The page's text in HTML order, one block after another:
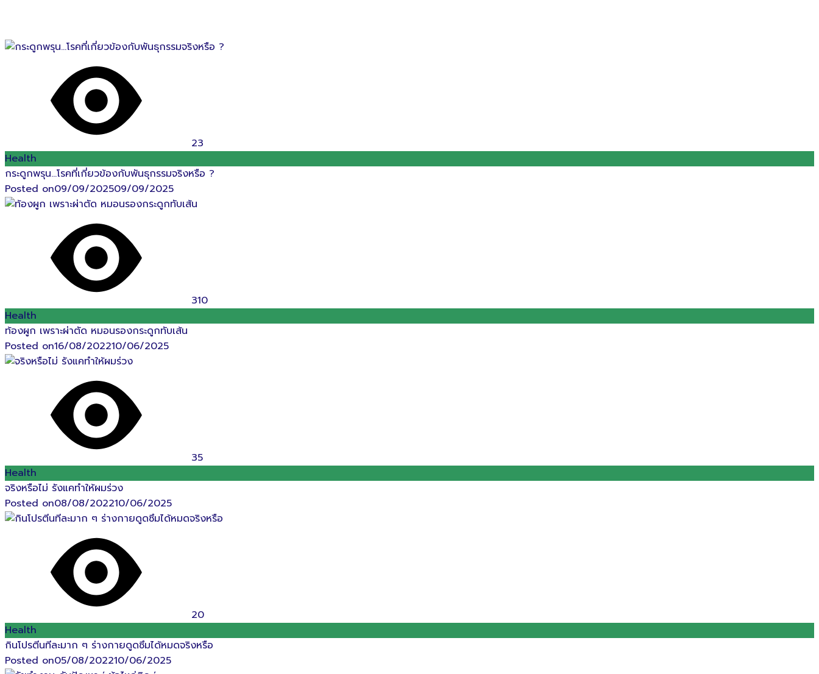
23
Health
กระดูกพรุน…โรคที่เกี่ยวข้องกับพันธุกรรมจริงหรือ ?
Posted on09/09/202509/09/2025
310
Health
ท้องผูก เพราะผ่าตัด หมอนรองกระดูกทับเส้น
Posted on16/08/202210/06/2025
35
Health
จริงหรือไม่ รังแคทำให้ผมร่วง
Posted on08/08/202210/06/2025
20
Health
กินโปรตีนทีละมาก ๆ ร่างกายดูดซึมได้หมดจริงหรือ
Posted on05/08/202210/06/2025